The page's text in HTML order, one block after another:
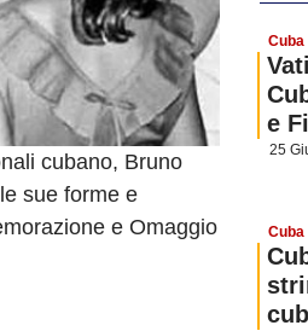
cubano, Bruno
sue forme e
e Omaggio
Cuba
e
25
Cuba